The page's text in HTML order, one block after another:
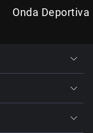
Onda Deportiva